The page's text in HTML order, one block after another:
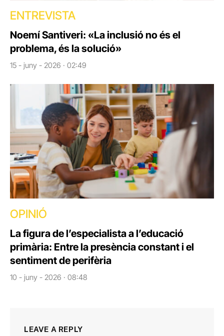
ENTREVISTA
Noemí Santiveri: «La inclusió no és el
problema, és la solució»
15 - juny - 2026 · 02:49
OPINIÓ
La figura de l’especialista a l’educació
primària: Entre la presència constant i el
sentiment de perifèria
10 - juny - 2026 · 08:48
LEAVE A REPLY